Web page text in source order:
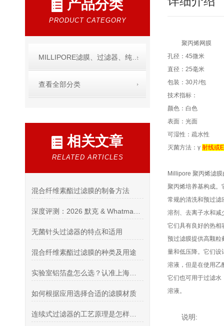
产品分类
PRODUCT CATEGORY
MILLIPORE滤膜、过滤器、纯水产品
查看全部分类
相关文章
RELATED ARTICLES
混合纤维素酯过滤膜的制备方法
无菌针头过滤器的特点和适用
混合纤维素酯过滤膜的种类及用途
如何根据应用选择合适的滤膜材质
聚丙烯网膜
孔径：45微米
直径：25毫米
包装：30片/包
技术指标：
颜色：白色
表面：光面
可湿性：疏水性
灭菌方法：γ 射线或
Millipore 聚丙烯滤
聚丙烯培养基构成。
常规的清洗和预过滤
溶剂、去离子水和减
它们具有良好的热相
预过滤膜提供高颗粒
量和低压降。它们设
溶液，但是在使用乙
它们也可用于过滤水
溶液。
说明: